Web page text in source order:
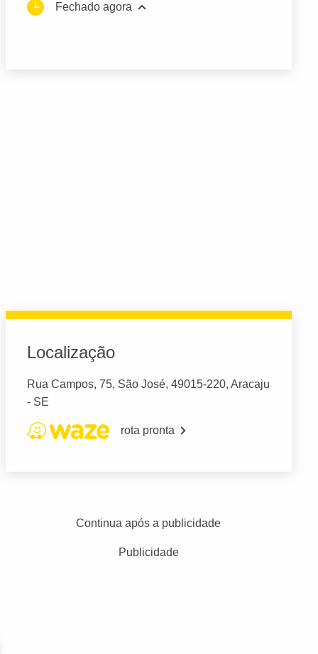
Fechado agora
Localização
Rua Campos, 75, São José, 49015-220, Aracaju
- SE
rota pronta
Continua após a publicidade
Publicidade